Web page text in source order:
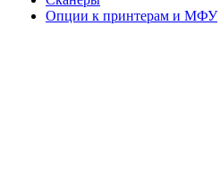
Опции к принтерам и МФУ